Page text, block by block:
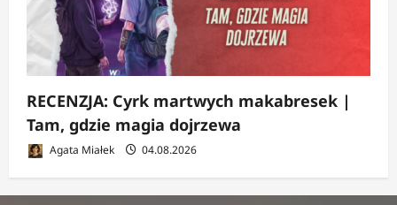
RECENZJA: Cyrk martwych makabresek |
Tam, gdzie magia dojrzewa
Agata Miałek 04.08.2026